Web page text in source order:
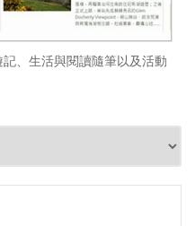
、生活與閱讀隨筆以及活動